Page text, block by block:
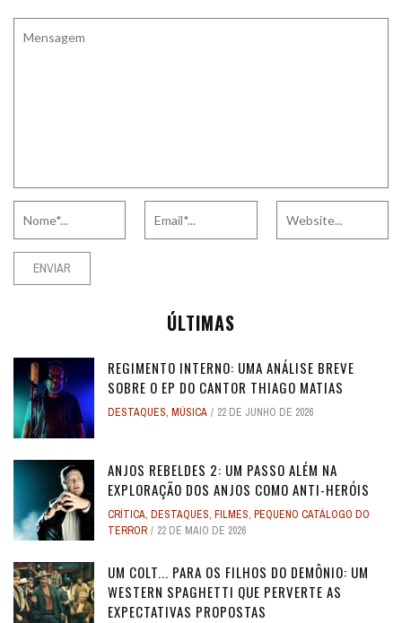
ÚLTIMAS
REGIMENTO INTERNO: UMA ANÁLISE BREVE
SOBRE O EP DO CANTOR THIAGO MATIAS
DESTAQUES, MÚSICA 22 DE JUNHO DE 2026
ANJOS REBELDES 2: UM PASSO ALÉM NA
EXPLORAÇÃO DOS ANJOS COMO ANTI-HERÓIS
CRÍTICA, DESTAQUES, FILMES, PEQUENO CATÁLOGO DO
TERROR
22 DE MAIO DE 2026
UM COLT... PARA OS FILHOS DO DEMÔNIO: UM
WESTERN SPAGHETTI QUE PERVERTE AS
EXPECTATIVAS PROPOSTAS